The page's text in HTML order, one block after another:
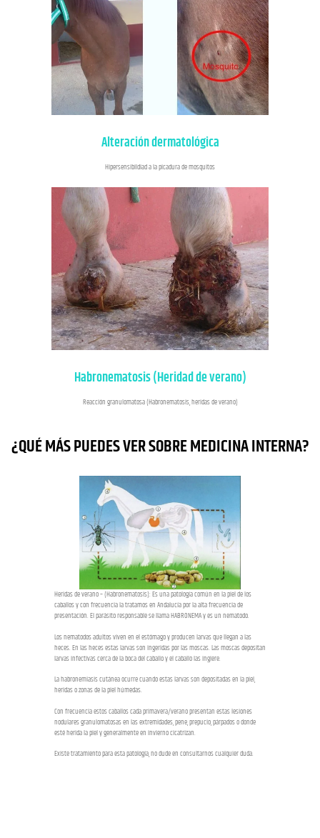
Alteración dermatológica
Hipersensibildiad a la picadura de mosquitos
Habronematosis (Heridad de verano)
Reacción granulomatosa (Habronematosis, heridas de verano)
¿QUÉ MÁS PUEDES VER SOBRE MEDICINA INTERNA?
Heridas de verano – (Habronematosis): Es una patología común en la piel de los
caballos y con frecuencia la tratamos en Andalucía por la alta frecuencia de
presentación. El parásito responsable se llama HABRONEMA y es un nematodo.
Los nematodos adultos viven en el estómago y producen larvas que llegan a las
heces. En las heces estas larvas son ingeridas por las moscas. Las moscas depositan
larvas infectivas cerca de la boca del caballo y el caballo las ingiere.
La habronemiasis cutánea ocurre cuando estas larvas son depositadas en la piel,
heridas o zonas de la piel húmedas.
Con frecuencia estos caballos cada primavera/verano presentan estas lesiones
nodulares granulomatosas en las extremidades, pene, prepucio, párpados o donde
esté herida la piel y generalmente en invierno cicatrizan.
Existe tratamiento para esta patología, no dude en consultarnos cualquier duda.